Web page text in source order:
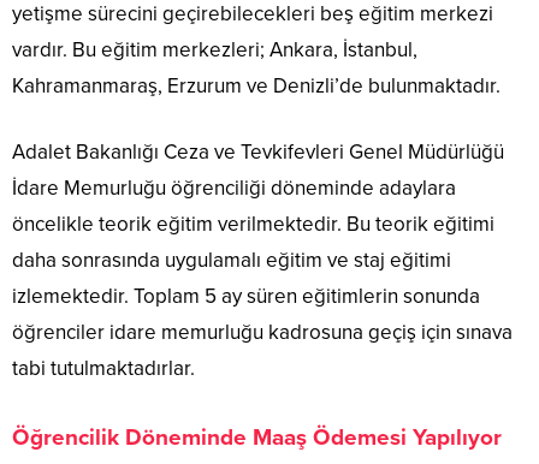
yetişme sürecini geçirebilecekleri beş eğitim merkezi
vardır. Bu eğitim merkezleri; Ankara, İstanbul,
Kahramanmaraş, Erzurum ve Denizli’de bulunmaktadır.
Adalet Bakanlığı Ceza ve Tevkifevleri Genel Müdürlüğü
İdare Memurluğu öğrenciliği döneminde adaylara
öncelikle teorik eğitim verilmektedir. Bu teorik eğitimi
daha sonrasında uygulamalı eğitim ve staj eğitimi
izlemektedir. Toplam 5 ay süren eğitimlerin sonunda
öğrenciler idare memurluğu kadrosuna geçiş için sınava
tabi tutulmaktadırlar.
Öğrencilik Döneminde Maaş Ödemesi Yapılıyor